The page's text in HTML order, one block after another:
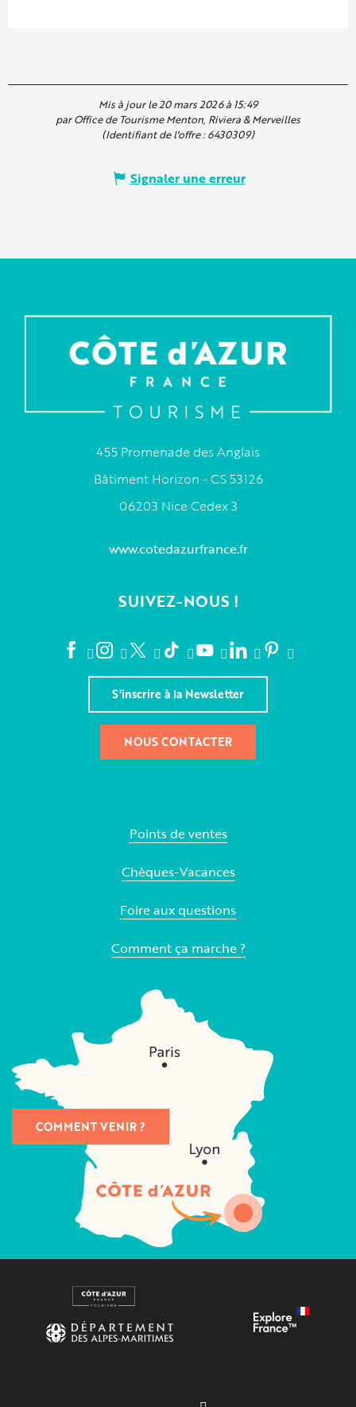
Mis à jour le 20 mars 2026 à 15:49
par Office de Tourisme Menton, Riviera & Merveilles
(Identifiant de l'offre :6430309)
Signaler une erreur
455 Promenade des Anglais
Bâtiment Horizon - CS 53126
06203 Nice Cedex 3
www.cotedazurfrance.fr
SUIVEZ-NOUS !
S'inscrire à la Newsletter
NOUS CONTACTER
Points de ventes
Chèques-Vacances
Foire aux questions
Comment ça marche ?
COMMENT VENIR ?